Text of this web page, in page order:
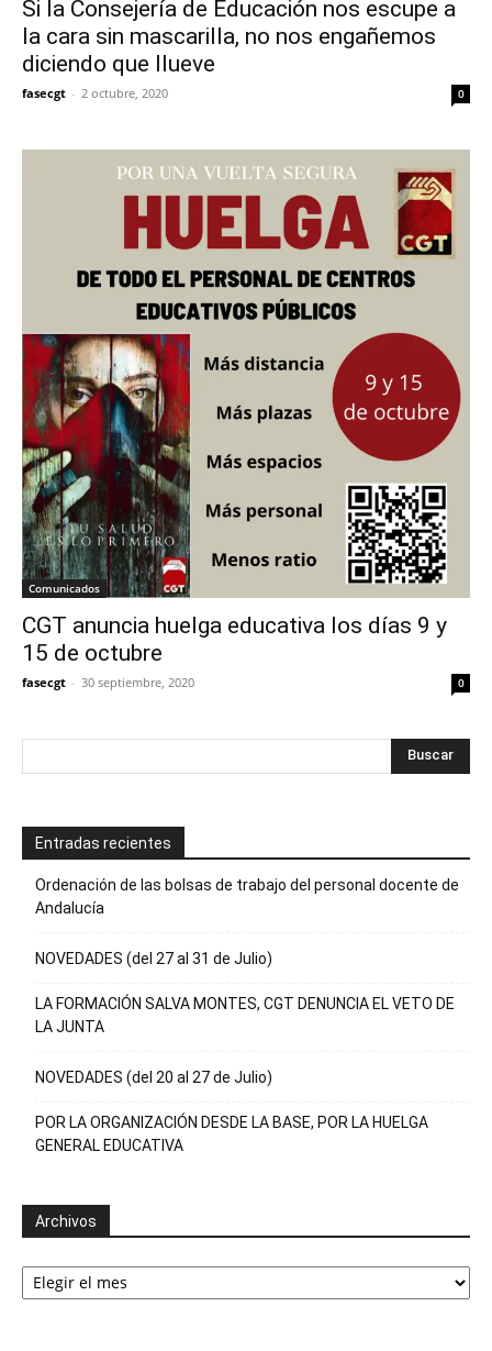
Si la Consejería de Educación nos escupe a
la cara sin mascarilla, no nos engañemos
diciendo que llueve
fasecgt - 2 octubre, 2020 0
Comunicados
CGT anuncia huelga educativa los días 9 y
15 de octubre
fasecgt - 30 septiembre, 2020 0
Entradas recientes
Ordenación de las bolsas de trabajo del personal docente de
Andalucía
NOVEDADES (del 27 al 31 de Julio)
LA FORMACIÓN SALVA MONTES, CGT DENUNCIA EL VETO DE
LA JUNTA
NOVEDADES (del 20 al 27 de Julio)
POR LA ORGANIZACIÓN DESDE LA BASE, POR LA HUELGA
GENERAL EDUCATIVA
Archivos
Archivos